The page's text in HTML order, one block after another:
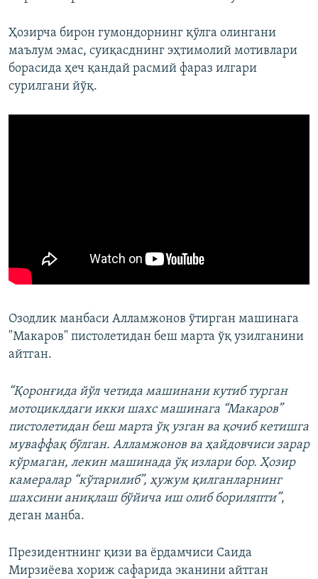
Ҳозирча бирон гумондорнинг қўлга олингани
маълум эмас, суиқасднинг эҳтимолий мотивлари
борасида ҳеч қандай расмий фараз илгари
сурилгани йўқ.
Озодлик манбаси Алламжонов ўтирган машинага
"Макаров" пистолетидан беш марта ўқ узилганини
айтган.
“Қоронғида йўл четида машинани кутиб турган
мотоциклдаги икки шахс машинага “Макаров”
пистолетидан беш марта ўқ узган ва қочиб кетишга
муваффақ бўлган. Алламжонов ва ҳайдовчиси зарар
кўрмаган, лекин машинада ўқ излари бор. Ҳозир
камералар “кўтарилиб”, ҳужум қилганларнинг
шахсини аниқлаш бўйича иш олиб бориляпти”,
деган манба.
Президентнинг қизи ва ёрдамчиси Саида
Мирзиёева хориж сафарида эканини айтган